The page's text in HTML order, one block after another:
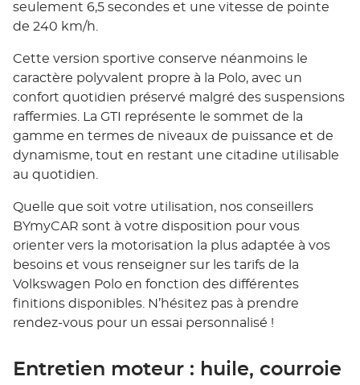
seulement 6,5 secondes et une vitesse de pointe
de 240 km/h.
Cette version sportive conserve néanmoins le
caractère polyvalent propre à la Polo, avec un
confort quotidien préservé malgré des suspensions
raffermies. La GTI représente le sommet de la
gamme en termes de niveaux de puissance et de
dynamisme, tout en restant une citadine utilisable
au quotidien.
Quelle que soit votre utilisation, nos conseillers
BYmyCAR sont à votre disposition pour vous
orienter vers la motorisation la plus adaptée à vos
besoins et vous renseigner sur les tarifs de la
Volkswagen Polo en fonction des différentes
finitions disponibles. N’hésitez pas à prendre
rendez-vous pour un essai personnalisé !
Entretien moteur : huile, courroie